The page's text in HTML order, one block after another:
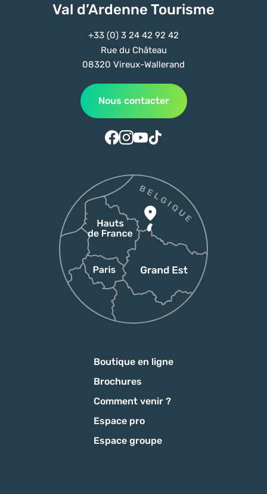
Val d’Ardenne Tourisme
+33 (0) 3 24 42 92 42
Rue du Château
08320 Vireux-Wallerand
Nous contacter
Suivez-nous sur Facebook
Suivez-nous sur Instagram
Suivez-nous sur Youtube
Suivez-nous sur Tiktok
Boutique en ligne
Brochures
Comment venir ?
Espace pro
Espace groupe